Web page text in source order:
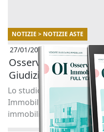
NOTIZIE > NOTIZIE ASTE
27/01/2026
Osservatorio
Giudiziarie di Abilio-
Lo studio realizzato in
Immobiliare.it analizza
immobiliari in Italia. [...]